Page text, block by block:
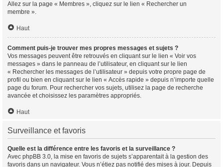
Allez sur la page « Membres », cliquez sur le lien « Rechercher un
membre ».
Haut
Comment puis-je trouver mes propres messages et sujets ?
Vos messages peuvent être retrouvés en cliquant sur le lien « Voir vos
messages » dans le panneau de l’utilisateur, en cliquant sur le lien
« Rechercher les messages de l’utilisateur » depuis votre propre page de
profil ou bien en cliquant sur le lien « Accès rapide » depuis n’importe quelle
page du forum. Pour rechercher vos sujets, utilisez la page de recherche
avancée et choisissez les paramètres appropriés.
Haut
Surveillance et favoris
Quelle est la différence entre les favoris et la surveillance ?
Avec phpBB 3.0, la mise en favoris de sujets s’apparentait à la gestion des
favoris dans un navigateur. Vous n’étiez pas notifié des mises à jour. Depuis